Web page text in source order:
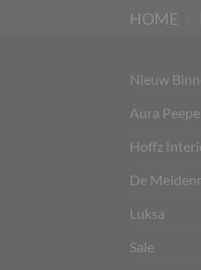
HOME
Nieuw
Aura
Hoffz
De
Luksa
Sale